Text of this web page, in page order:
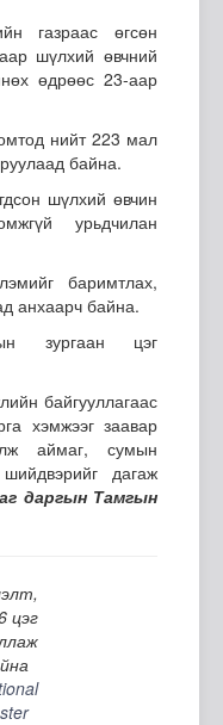
газраас өгсөн
шүлхий өвчний
өдрөөс 23-аар
нийт 223 мал
байна.
шүлхий өвчин
урьдчилан
баримтлах,
анхаарч байна.
зургаан цэг
байгууллагаас
хэмжээг заавар
аймаг, сумын
дагаж
даргын Тамгын
цэг